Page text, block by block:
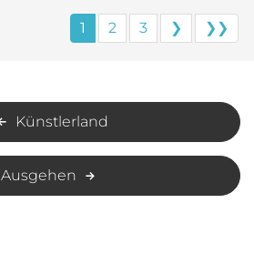
1 2 3 ❯ ❯❯
Künstlerland
Ausgehen